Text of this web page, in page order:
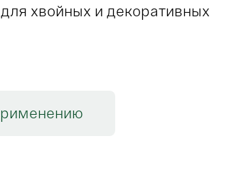
хвойных и декоративных
специально для работы с
елями, барбарисами,
действия по их